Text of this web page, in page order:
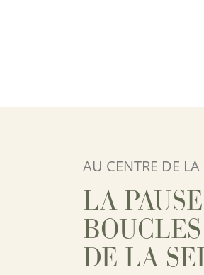
AU CENTRE DE
LA
BOUCLES
DE LA